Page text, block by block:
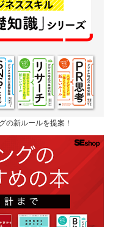
の新ルールを提案！